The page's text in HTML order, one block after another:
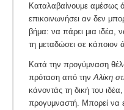
Καταλαβαίνουμε αμέσως
επικοινωνήσει αν δεν
βήμα: να πάρει μια ιδέα,
τη μεταδώσει σε κάποιον
Κατά την προγύμναση
πρόταση από την Αλίκη
κάνοντάς τη δική του
προγυμναστή. Μπορεί να